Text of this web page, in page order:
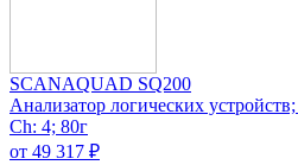
SCANAQUAD SQ200
Анализатор логических
Ch: 4; 80г
от 49 317 ₽